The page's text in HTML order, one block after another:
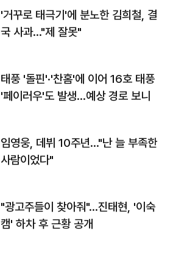
'거꾸로 태극기'에 분노한 김희철, 결
국 사과…"제 잘못"
태풍 '돌핀'·'찬홈'에 이어 16호 태풍
'페이러우'도 발생…예상 경로 보니
임영웅, 데뷔 10주년…"난 늘 부족한
사람이었다"
"광고주들이 찾아줘"…진태현, '이숙
캠' 하차 후 근황 공개